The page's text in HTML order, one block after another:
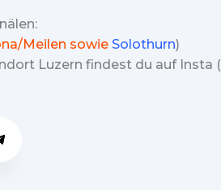
Meilen sowie Solothurn)
Luzern findest du auf Insta (